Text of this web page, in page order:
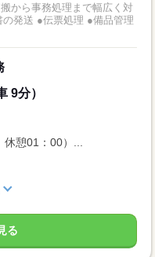
から事務処理まで幅広く対
発送 ●伝票処理 ●備品管理
9分）
憩01：00）...
る